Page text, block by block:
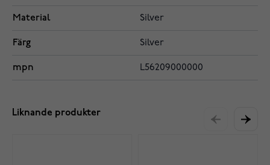
Material Silver
Färg Silver
mpn L56209000000
Liknande produkter